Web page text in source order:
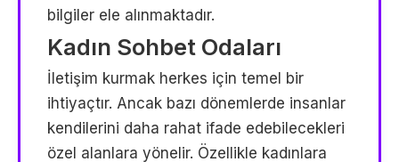
bilgiler ele alınmaktadır.
Kadın Sohbet Odaları
İletişim kurmak herkes için temel bir
ihtiyaçtır. Ancak bazı dönemlerde insanlar
kendilerini daha rahat ifade edebilecekleri
özel alanlara yönelir. Özellikle kadınlara